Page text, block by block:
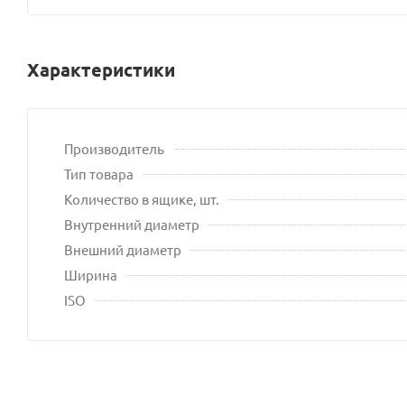
Характеристики
Производитель
Тип товара
Количество в ящике, шт.
Внутренний диаметр
Внешний диаметр
Ширина
ISO